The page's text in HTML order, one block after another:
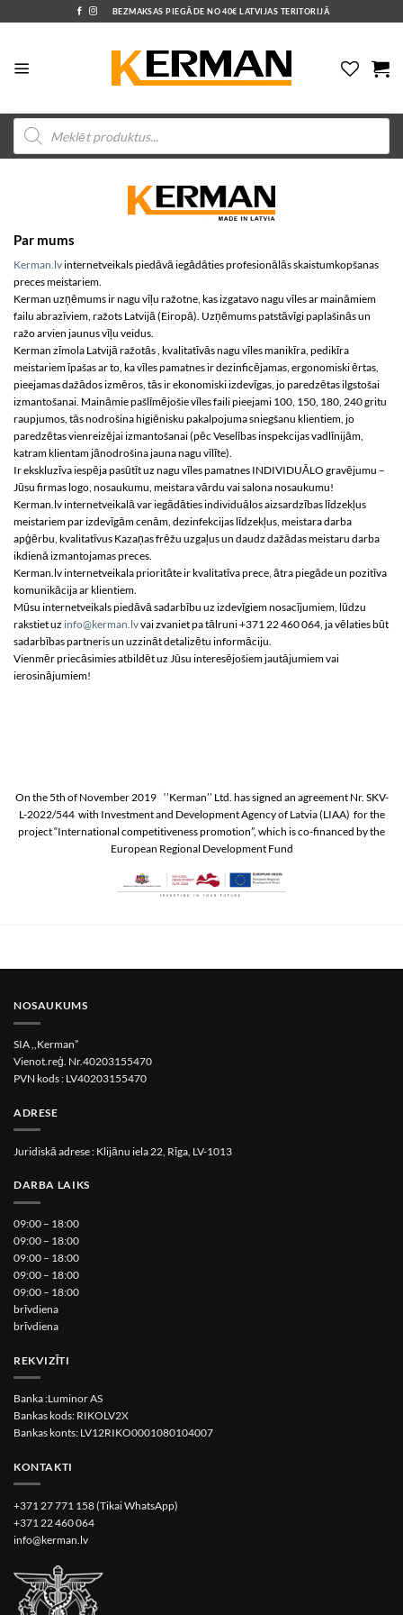
to
BEZMAKSAS PIEGĀDE NO 40€ LATVIJAS TERITORIJĀ
Products
search
Par mums
Kerman.lvinternetveikals piedāvā iegādāties profesionālās skaistumkopšanas
preces meistariem.
Kerman uzņēmums ir nagu vīļu ražotne, kas izgatavo nagu vīles ar maināmiem
failu abrazīviem, ražots Latvijā (Eiropā). Uzņēmums patstāvīgi paplašinās un
ražo arvien jaunus vīļu veidus.
Kerman zīmola Latvijā ražotās , kvalitatīvās nagu vīles manikīra, pedikīra
meistariem īpašas ar to, ka vīles pamatnes ir dezinficējamas, ergonomiski ērtas,
pieejamas dažādos izmēros, tās ir ekonomiski izdevīgas, jo paredzētas ilgstošai
izmantošanai. Maināmie pašlīmējošie vīles faili pieejami 100, 150, 180, 240 gritu
raupjumos, tās nodrošina higiēnisku pakalpojuma sniegšanu klientiem, jo
paredzētas vienreizējai izmantošanai (pēc Veselības inspekcijas vadlīnijām,
katram klientam jānodrošina jauna nagu vīlīte).
Ir ekskluzīva iespēja pasūtīt uz nagu vīles pamatnes INDIVIDUĀLO gravējumu –
Jūsu firmas logo, nosaukumu, meistara vārdu vai salona nosaukumu!
Kerman.lv internetveikalā var iegādāties individuālos aizsardzības līdzekļus
meistariem par izdevīgām cenām, dezinfekcijas līdzekļus, meistara darba
apģērbu, kvalitatīvus Kazaņas frēžu uzgaļus un daudz dažādas meistaru darba
ikdienā izmantojamas preces.
Kerman.lv internetveikala prioritāte ir kvalitatīva prece, ātra piegāde un pozitīva
komunikācija ar klientiem.
Mūsu internetveikals piedāvā sadarbību uz izdevīgiem nosacījumiem, lūdzu
rakstiet uz info@kerman.lvvai zvaniet pa tālruni +371 22 460 064, ja vēlaties būt
sadarbības partneris un uzzināt detalizētu informāciju.
Vienmēr priecāsimies atbildēt uz Jūsu interesējošiem jautājumiem vai
ierosinājumiem!
On the 5th of November 2019 ‘’Kerman’’ Ltd. has signed an agreement Nr. SKV-
L-2022/544 with Investment and Development Agency of Latvia (LIAA) for the
project “International competitiveness promotion”, which is co-financed by the
European Regional Development Fund
NOSAUKUMS
SIA ,,Kerman”
Vienot.reģ. Nr.40203155470
PVN kods : LV40203155470
ADRESE
Juridiskā adrese : Klijānu iela 22, Rīga, LV-1013
DARBA LAIKS
09:00 – 18:00
09:00 – 18:00
09:00 – 18:00
09:00 – 18:00
09:00 – 18:00
brīvdiena
brīvdiena
REKVIZĪTI
Banka :Luminor AS
Bankas kods: RIKOLV2X
Bankas konts: LV12RIKO0001080104007
KONTAKTI
+371 27 771 158 (Tikai WhatsApp)
+371 22 460 064
info@kerman.lv